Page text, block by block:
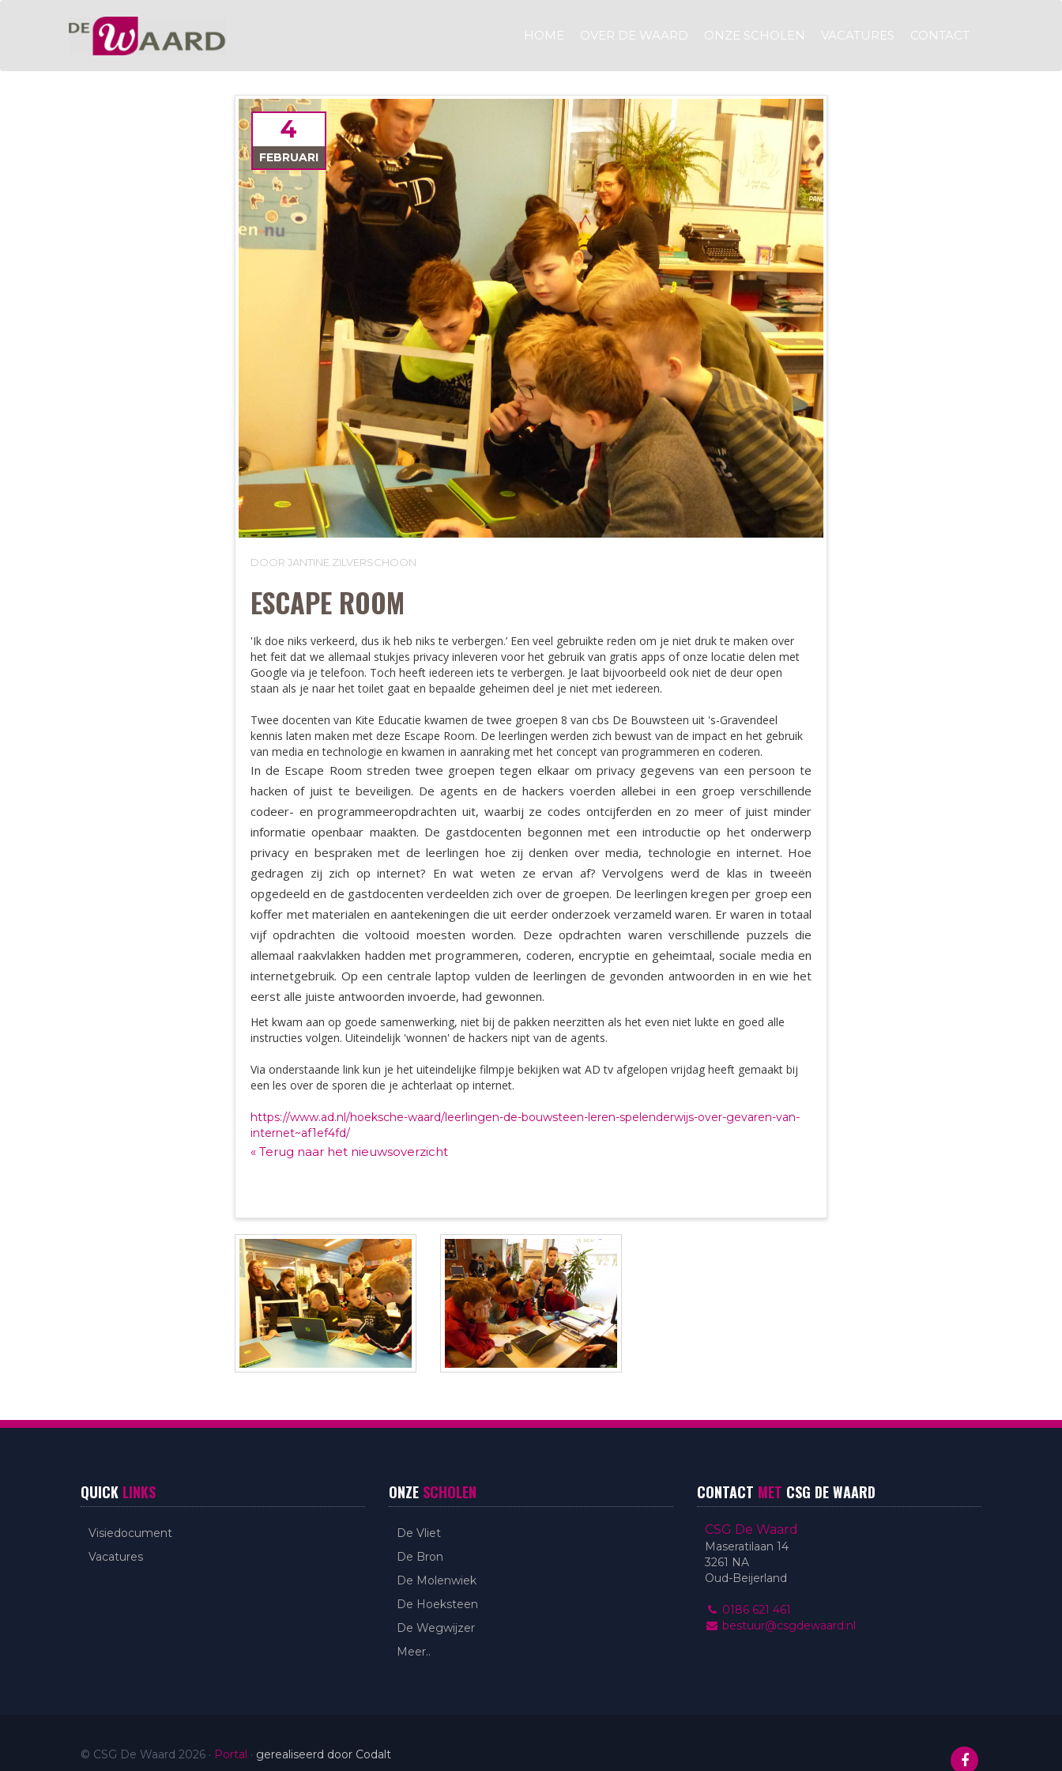
HOME OVER DE WAARD ONZE SCHOLEN VACATURES CONTACT
4
FEBRUARI
DOOR JANTINE ZILVERSCHOON
ESCAPE ROOM
'Ik doe niks verkeerd, dus ik heb niks te verbergen.’ Een veel gebruikte reden om je niet druk te maken over
het feit dat we allemaal stukjes privacy inleveren voor het gebruik van gratis apps of onze locatie delen met
Google via je telefoon. Toch heeft iedereen iets te verbergen. Je laat bijvoorbeeld ook niet de deur open
staan als je naar het toilet gaat en bepaalde geheimen deel je niet met iedereen.
Twee docenten van Kite Educatie kwamen de twee groepen 8 van cbs De Bouwsteen uit 's-Gravendeel
kennis laten maken met deze Escape Room. De leerlingen werden zich bewust van de impact en het gebruik
van media en technologie en kwamen in aanraking met het concept van programmeren en coderen.
In de Escape Room streden twee groepen tegen elkaar om privacy gegevens van een persoon te
hacken of juist te beveiligen. De agents en de hackers voerden allebei in een groep verschillende
codeer- en programmeeropdrachten uit, waarbij ze codes ontcijferden en zo meer of juist minder
informatie openbaar maakten. De gastdocenten begonnen met een introductie op het onderwerp
privacy en bespraken met de leerlingen hoe zij denken over media, technologie en internet. Hoe
gedragen zij zich op internet? En wat weten ze ervan af? Vervolgens werd de klas in tweeën
opgedeeld en de gastdocenten verdeelden zich over de groepen. De leerlingen kregen per groep een
koffer met materialen en aantekeningen die uit eerder onderzoek verzameld waren. Er waren in totaal
vijf opdrachten die voltooid moesten worden. Deze opdrachten waren verschillende puzzels die
allemaal raakvlakken hadden met programmeren, coderen, encryptie en geheimtaal, sociale media en
internetgebruik. Op een centrale laptop vulden de leerlingen de gevonden antwoorden in en wie het
eerst alle juiste antwoorden invoerde, had gewonnen.
Het kwam aan op goede samenwerking, niet bij de pakken neerzitten als het even niet lukte en goed alle
instructies volgen. Uiteindelijk 'wonnen' de hackers nipt van de agents.
Via onderstaande link kun je het uiteindelijke filmpje bekijken wat AD tv afgelopen vrijdag heeft gemaakt bij
een les over de sporen die je achterlaat op internet.
https://www.ad.nl/hoeksche-waard/leerlingen-de-bouwsteen-leren-spelenderwijs-over-gevaren-van-
internet~af1ef4fd/
« Terug naar het nieuwsoverzicht
QUICK LINKS
Visiedocument
Vacatures
ONZE SCHOLEN
De Vliet
De Bron
De Molenwiek
De Hoeksteen
De Wegwijzer
Meer..
CONTACT MET CSG DE WAARD
CSG De Waard
Maseratilaan 14
3261 NA
Oud-Beijerland
0186 621 461
bestuur@csgdewaard.nl
© CSG De Waard 2026 · Portal · gerealiseerd door Codalt